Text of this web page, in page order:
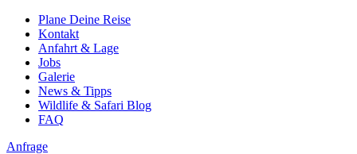
Plane Deine Reise
Kontakt
Anfahrt & Lage
Jobs
Galerie
News & Tipps
Wildlife & Safari Blog
FAQ
Anfrage